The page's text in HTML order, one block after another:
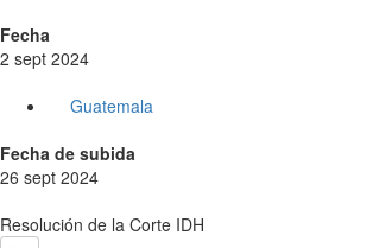
Fecha
2 sept 2024
Guatemala
Fecha de subida
26 sept 2024
Resolución de la Corte IDH